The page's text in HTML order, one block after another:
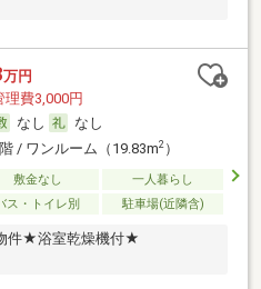
万円
理費3,000円
なし
なし
/ ワンルーム（19.83m2）
敷金なし
一人暮らし
ス・トイレ別 駐車場(近隣含)
件★浴室乾燥機付★